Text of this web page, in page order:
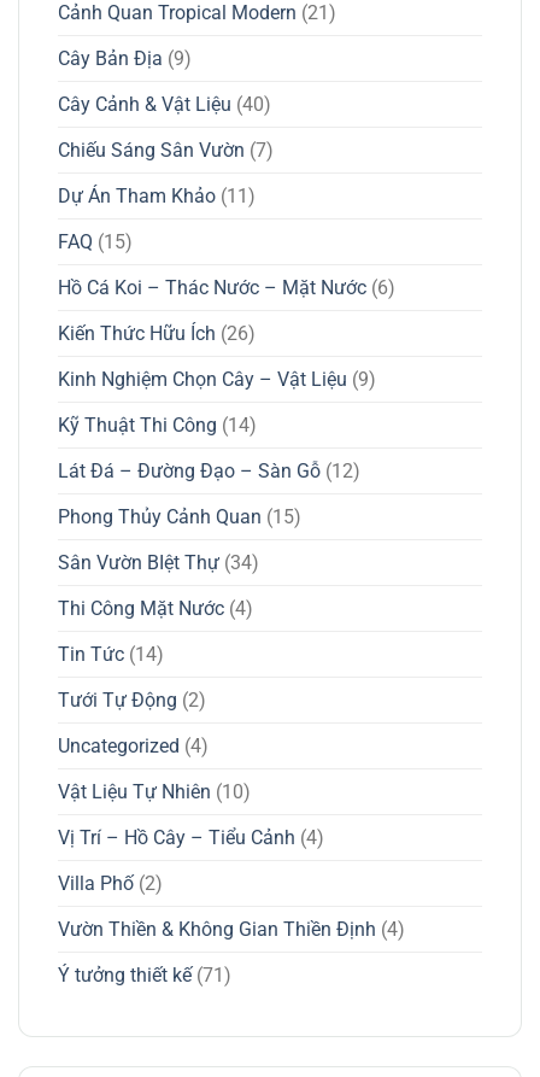
Cảnh Quan Tropical Modern (21)
Cây Bản Địa (9)
Cây Cảnh & Vật Liệu (40)
Chiếu Sáng Sân Vườn (7)
Dự Án Tham Khảo (11)
FAQ (15)
Hồ Cá Koi – Thác Nước – Mặt Nước (6)
Kiến Thức Hữu Ích (26)
Kinh Nghiệm Chọn Cây – Vật Liệu (9)
Kỹ Thuật Thi Công (14)
Lát Đá – Đường Đạo – Sàn Gỗ (12)
Phong Thủy Cảnh Quan (15)
Sân Vườn BIệt Thự (34)
Thi Công Mặt Nước (4)
Tin Tức (14)
Tưới Tự Động (2)
Uncategorized (4)
Vật Liệu Tự Nhiên (10)
Vị Trí – Hồ Cây – Tiểu Cảnh (4)
Villa Phố (2)
Vườn Thiền & Không Gian Thiền Định (4)
Ý tưởng thiết kế(71)